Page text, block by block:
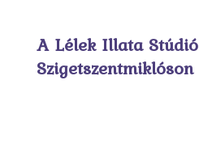
A Lélek Illata Stúdió
Szigetszentmiklóson